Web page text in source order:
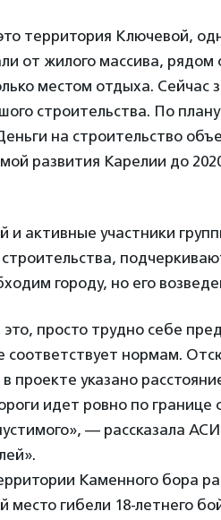
территория Ключевой,
от жилого массива,
местом отдыха.
строительства. По
на строительство
развития Карелии до
активные участники
городу, но его
просто трудно себе
соответствует нормам.
проекте указано
идет ровно по
— рассказала АСИ
Каменного бора
место гибели 18-летнего